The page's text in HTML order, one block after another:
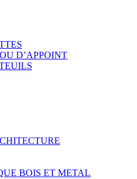
D’APPOINT
BOIS ET METAL